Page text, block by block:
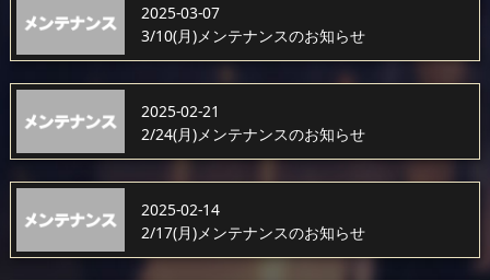
2025-03-07
3/10(月)メンテナンスのお知らせ
2025-02-21
2/24(月)メンテナンスのお知らせ
2025-02-14
2/17(月)メンテナンスのお知らせ